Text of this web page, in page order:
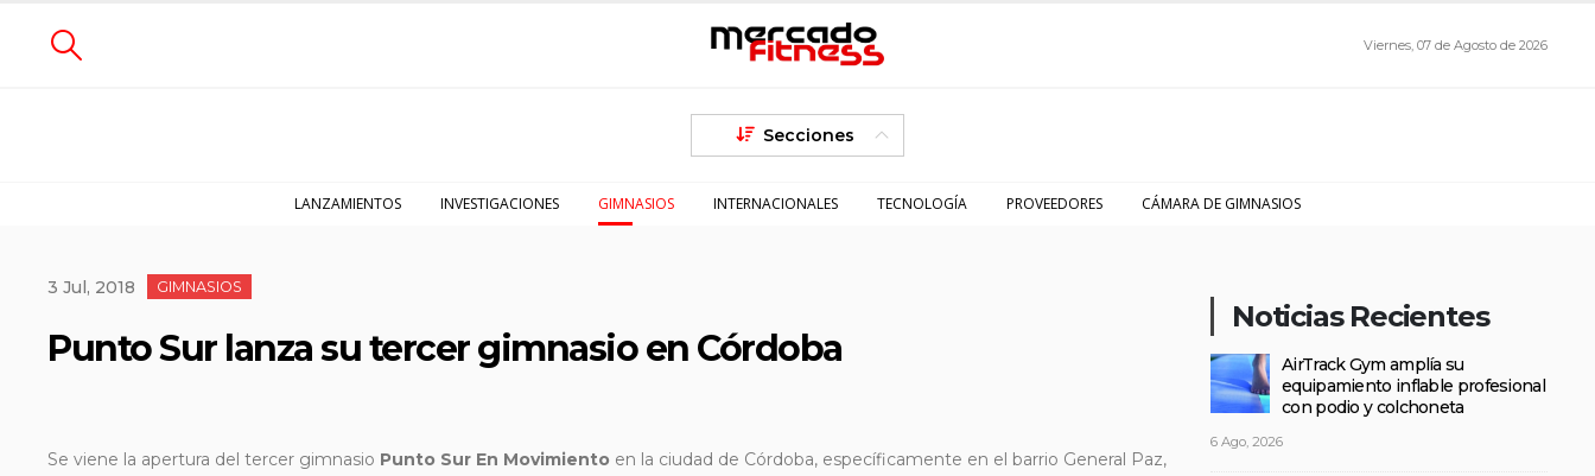
Viernes, 07 de Agosto de 2026
Secciones
LANZAMIENTOS INVESTIGACIONES GIMNASIOS INTERNACIONALES TECNOLOGÍA PROVEEDORES CÁMARA DE GIMNASIOS
3 Jul, 2018 GIMNASIOS
Punto Sur lanza su tercer gimnasio en Córdoba
Se viene la apertura del tercer gimnasio Punto Sur En Movimiento en la ciudad de Córdoba, específicamente en el barrio General Paz,
Noticias Recientes
AirTrack Gym amplía su
equipamiento inflable profesional
con podio y colchoneta
6 Ago, 2026